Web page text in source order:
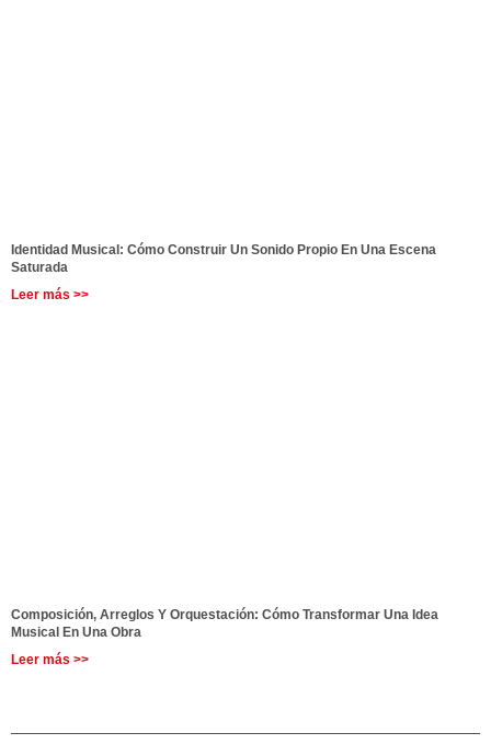
Identidad Musical: Cómo Construir Un Sonido Propio En Una Escena
Saturada
Leer más >>
Composición, Arreglos Y Orquestación: Cómo Transformar Una Idea
Musical En Una Obra
Leer más >>